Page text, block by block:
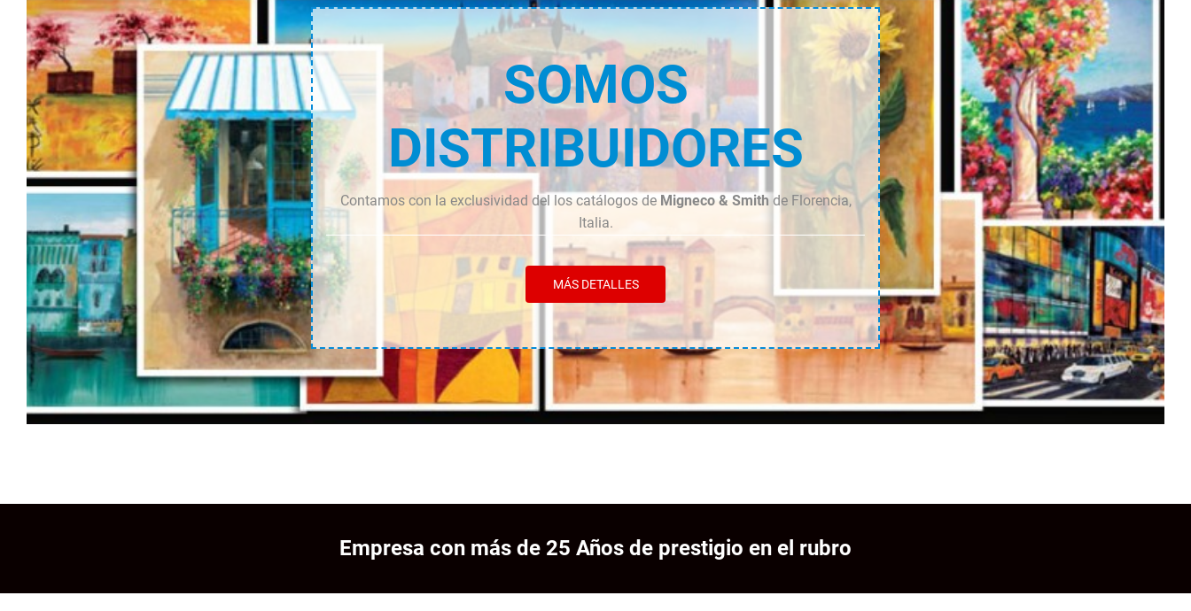
SOMOS
DISTRIBUIDORES
Contamos con la exclusividad del los catálogos de Migneco & Smith de Florencia,
Italia.
MÁS DETALLES
Empresa con más de 25 Años de prestigio en el rubro